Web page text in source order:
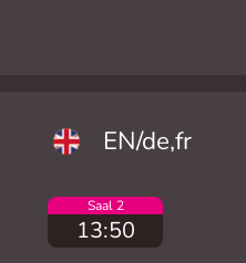
EN/de,fr
Saal 2
13:50